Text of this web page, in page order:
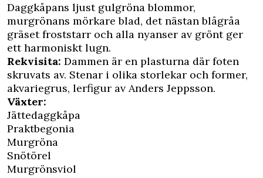
Daggkåpans ljust gulgröna blommor,
murgrönans mörkare blad, det nästan blågråa
gräset froststarr och alla nyanser av grönt ger
ett harmoniskt lugn.
Rekvisita: Dammen är en plasturna där foten
skruvats av. Stenar i olika storlekar och former,
akvariegrus, lerfigur av Anders Jeppsson.
Växter:
Jättedaggkåpa
Praktbegonia
Murgröna
Snötörel
Murgrönsviol